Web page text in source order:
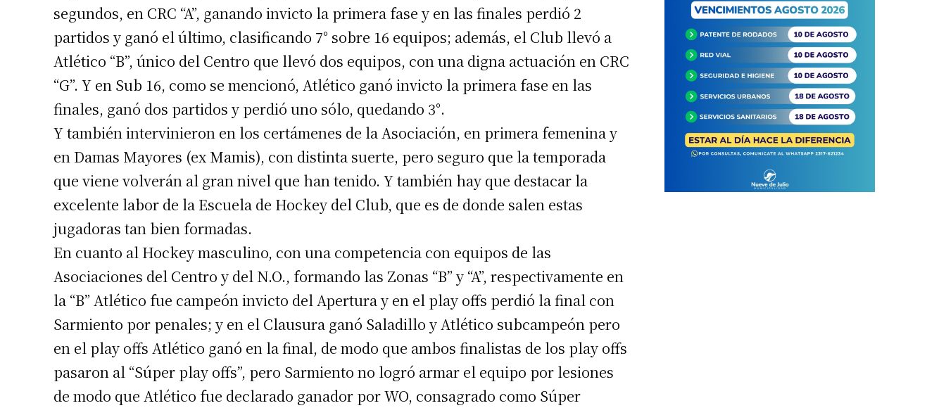
Apellidos
Número de teléfono
segundos, en CRC “A”, ganando invicto la primera fase y en las finales perdió 2
partidos y ganó el último, clasificando 7° sobre 16 equipos; además, el Club llevó a
Atlético “B”, único del Centro que llevó dos equipos, con una digna actuación en CRC
“G”. Y en Sub 16, como se mencionó, Atlético ganó invicto la primera fase en las
finales, ganó dos partidos y perdió uno sólo, quedando 3°.
Y también intervinieron en los certámenes de la Asociación, en primera femenina y
en Damas Mayores (ex Mamis), con distinta suerte, pero seguro que la temporada
que viene volverán al gran nivel que han tenido. Y también hay que destacar la
excelente labor de la Escuela de Hockey del Club, que es de donde salen estas
jugadoras tan bien formadas.
En cuanto al Hockey masculino, con una competencia con equipos de las
Asociaciones del Centro y del N.O., formando las Zonas “B” y “A”, respectivamente en
la “B” Atlético fue campeón invicto del Apertura y en el play offs perdió la final con
Sarmiento por penales; y en el Clausura ganó Saladillo y Atlético subcampeón pero
en el play offs Atlético ganó en la final, de modo que ambos finalistas de los play offs
pasaron al “Súper play offs”, pero Sarmiento no logró armar el equipo por lesiones
de modo que Atlético fue declarado ganador por WO, consagrado como Súper